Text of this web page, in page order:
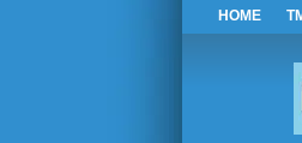
HOME